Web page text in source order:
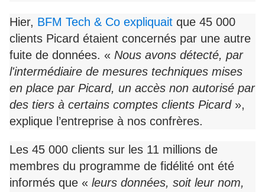
Hier, BFM Tech & Co expliquait que 45 000
clients Picard étaient concernés par une autre
fuite de données. « Nous avons détecté, par
l'intermédiaire de mesures techniques mises
en place par Picard, un accès non autorisé par
des tiers à certains comptes clients Picard »,
explique l’entreprise à nos confrères.
Les 45 000 clients sur les 11 millions de
membres du programme de fidélité ont été
informés que « leurs données, soit leur nom,